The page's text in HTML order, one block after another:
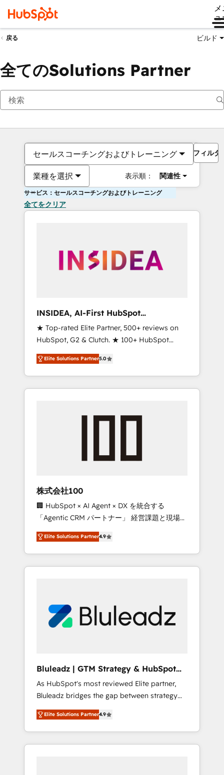
ュ
戻る ビルド
全てのSolutions Partner
セールスコーチングおよびトレーニング
業種を選択 表示順： 関連性
フィルタ
サービス：セールスコーチングおよびトレーニング
全てをクリア
INSIDEA, AI-First HubSpot
Onboarding & RevOps
★ Top-rated Elite Partner, 500+ reviews on
HubSpot, G2 & Clutch. ★ 100+ HubSpot
Certified Experts & Trainers across the team
★ 1,500+ implementations across five
continents ★ AI-First, RevOps-led,
Onboarding obsessed ★ Company of the
engine. We onboard your team, migrate your
from any legacy CRM. Zero downtime, full
data integrity. ➤ Implementation: Configure
HubSpot to run your revenue process. Sales,
marketing, and service wired together. ➤ AI
and Integrations: Layer Breeze AI, custom
agents, and APIs to remove manual work. ➤
Ongoing Management: Monthly tune-ups,
portal? We are built for the work.
Elite Solutions Partner5.0
株式会社100
🏢 HubSpot × AI Agent × DX を統合する
「Agentic CRM パートナー」 経営課題と現場業
務をつなぐAIネイティブ・エージェンシーとし
て、HubSpot Eliteの実装力で顧客フロント業務
を再設計します。 💡 100inc は何をする会社
か？ HubSpotを共通基盤に、AIエージェントを
部・グループ会社・部門が分立する組織で、デ
ータと業務プロセスのサイロ化を、CRMを軸と
ら、GTMの見える化・自動化まで。全Hub統合
運用、データ品質設計、グループ横断のCRM統
合に対応します。 2️⃣ AIエージェント組織構築
営業・マーケティング業務の一部をAIが自律実
行する組織への移行を設計・実装。Breeze・
Claude等をHubSpotと連携させ、役割定義・運
用ルール・成果指標まで含めて設計します。 3️⃣
Elite Solutions Partner4.9
Bluleadz | GTM Strategy & HubSpot
Implementation
As HubSpot's most reviewed Elite partner,
Bluleadz bridges the gap between strategy
and execution. We don't just "set up tools" —
we install the GTM Operating System (GTM
OS) to align your leadership and engineer a
portal that drives predictable revenue
Elite Solutions Partner4.9